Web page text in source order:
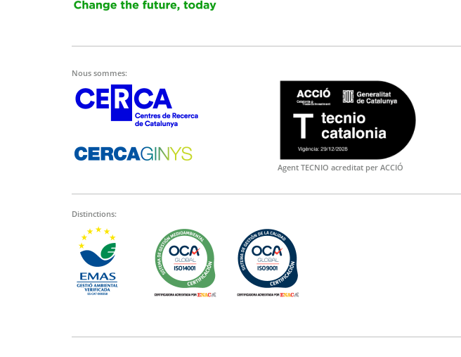
Nous sommes:
Agent TECNIO acreditat per ACCIÓ
Distinctions: